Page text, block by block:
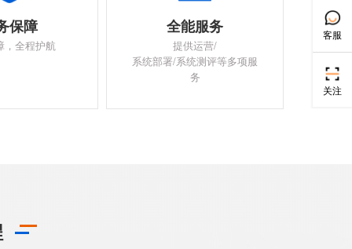
客服
关注
保障
，全程护航
全能服务
提供运营/
系统部署/系统测评等多项服
务